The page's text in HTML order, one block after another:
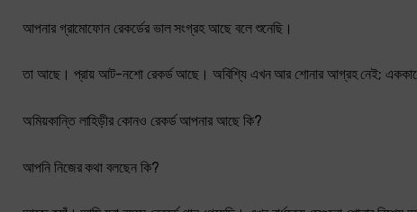
আপনার গ্রামোফোন রেকর্ডের ভাল সংগ্রহ আছে বলে শুনেছি।
তা আছে। প্রায় আট-নশো রেকর্ড আছে। অবিশ্যি এখন আর শোনার আগ্রহ নেই;
অমিয়কান্তি লাহিড়ীর কোনও রেকর্ড আপনার আছে কি?
আপনি নিজের কথা বলছেন কি?